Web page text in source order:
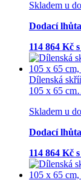
Skladem u
Dodací lhůta
114 864 Kč
Dílenská
105 x 65
Skladem u
Dodací lhůta
114 864 Kč